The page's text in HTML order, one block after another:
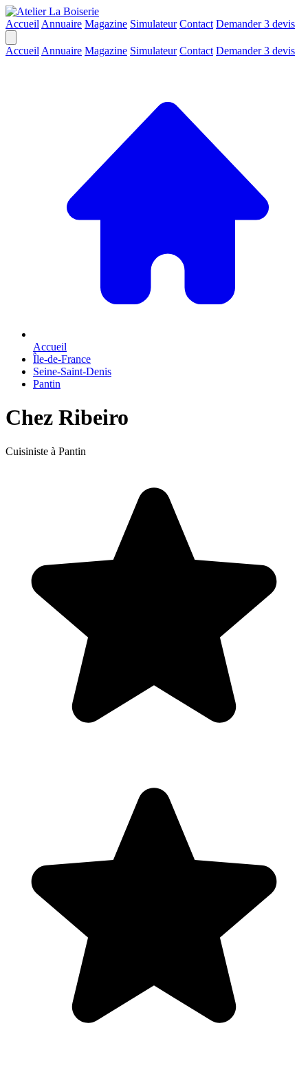
Accueil Annuaire Magazine Simulateur Contact Demander 3 devis
Accueil Annuaire Magazine Simulateur Contact Demander 3 devis
Accueil
Île-de-France
Seine-Saint-Denis
Pantin
Chez Ribeiro
Cuisiniste à Pantin